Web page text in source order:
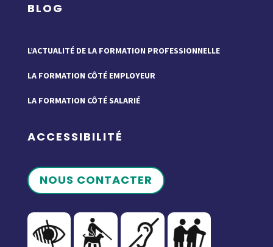
BLOG
L’ACTUALITÉ DE LA FORMATION PROFESSIONNELLE
LA FORMATION CÔTÉ EMPLOYEUR
LA FORMATION CÔTÉ SALARIÉ
ACCESSIBILITÉ
NOUS CONTACTER